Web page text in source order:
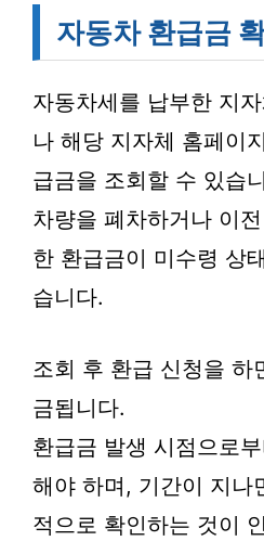
자동차 환급금
자동차세를 납부한 지
나 해당 지자체 홈페이
급금을 조회할 수 있습
차량을 폐차하거나 이
한 환급금이 미수령 상
습니다.
조회 후 환급 신청을 하
금됩니다.
환급금 발생 시점으로
해야 하며, 기간이 지나
적으로 확인하는 것이